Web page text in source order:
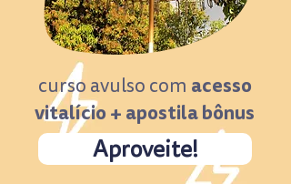
curso avulso com acesso
vitalício + apostila bônus
Aproveite!